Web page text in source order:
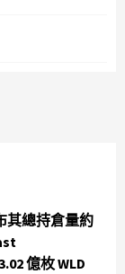
其總持倉量約
億枚 WLD